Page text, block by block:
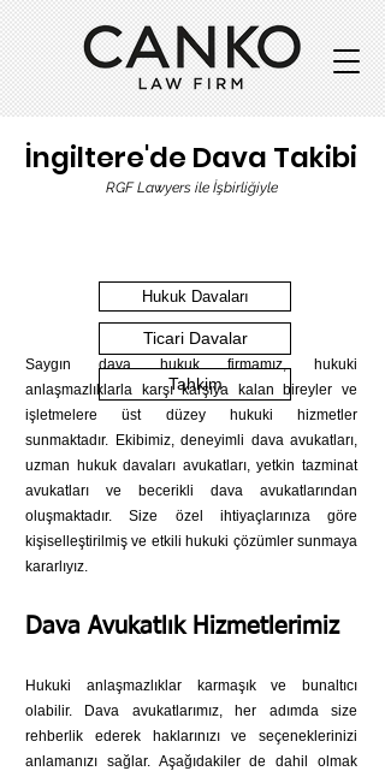
İngiltere'de Dava Takibi
RGF Lawyers ile İşbirliğiyle
Saygın dava hukuk firmamız, hukuki
anlaşmazlıklarla karşı karşıya kalan bireyler ve
işletmelere üst düzey hukuki hizmetler
sunmaktadır. Ekibimiz, deneyimli dava avukatları,
uzman hukuk davaları avukatları, yetkin tazminat
avukatları ve becerikli dava avukatlarından
oluşmaktadır. Size özel ihtiyaçlarınıza göre
kişiselleştirilmiş ve etkili hukuki çözümler sunmaya
kararlıyız.
Dava Avukatlık Hizmetlerimiz
Hukuki anlaşmazlıklar karmaşık ve bunaltıcı
olabilir. Dava avukatlarımız, her adımda size
rehberlik ederek haklarınızı ve seçeneklerinizi
anlamanızı sağlar. Aşağıdakiler de dahil olmak
Hukuk Davaları
Ticari Davalar
Tahkim